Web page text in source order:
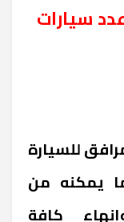
سيارات
للسيارة
يمكنه من
كافة